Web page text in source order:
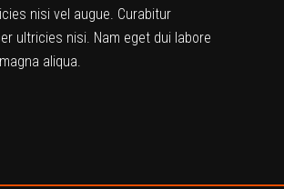
nisi vel augue. Curabitur
ultricies nisi. Nam eget dui labore
aliqua.